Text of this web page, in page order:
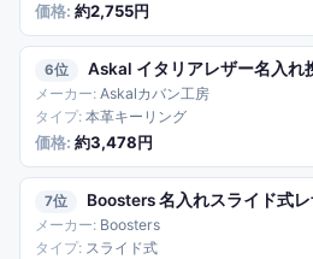
約2,755円
6 Askal イタリアレザー名入れ
Askalカバン工房
本革キーリング
約3,478円
7 Boosters 名入れスライド式
Boosters
スライド式